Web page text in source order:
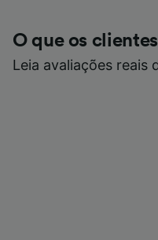
O que os
Leia avaliações reais